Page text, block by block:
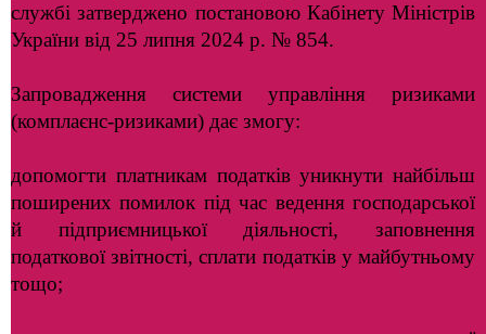
службі затверджено постановою Кабінету Міністрів
України від 25 липня 2024 р. № 854.
Запровадження системи управління ризиками
(комплаєнс-ризиками) дає змогу:
допомогти платникам податків уникнути найбільш
поширених помилок під час ведення господарської
й підприємницької діяльності, заповнення
податкової звітності, сплати податків у майбутньому
тощо;